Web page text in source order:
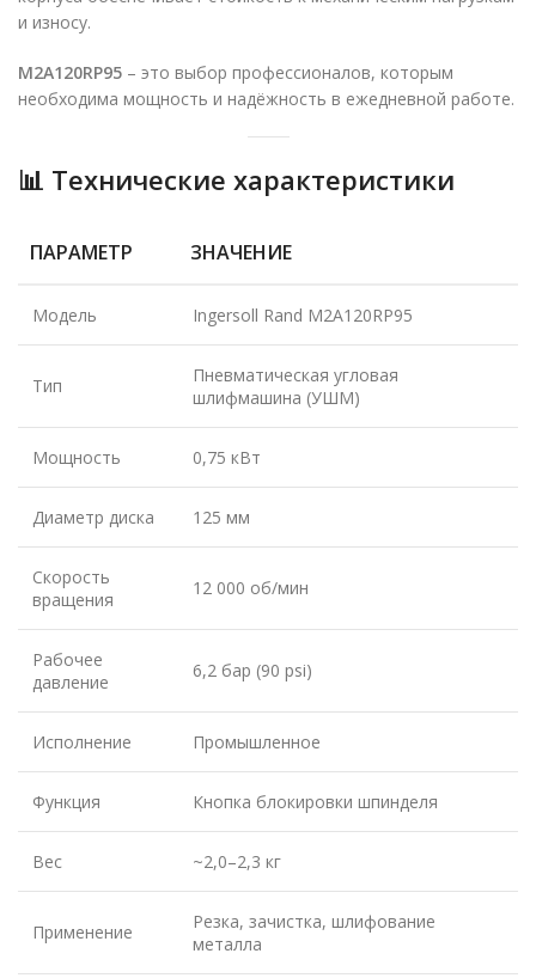
и износу.
M2A120RP95 – это выбор профессионалов, которым
необходима мощность и надёжность в ежедневной работе.
📊 Технические характеристики
ПАРАМЕТР ЗНАЧЕНИЕ
Модель Ingersoll Rand M2A120RP95
Тип
Пневматическая угловая
шлифмашина (УШМ)
Мощность 0,75 кВт
Диаметр диска 125 мм
Скорость
вращения
12 000 об/мин
Рабочее
давление
6,2 бар (90 psi)
Исполнение Промышленное
Функция Кнопка блокировки шпинделя
Вес ~2,0–2,3 кг
Применение
Резка, зачистка, шлифование
металла